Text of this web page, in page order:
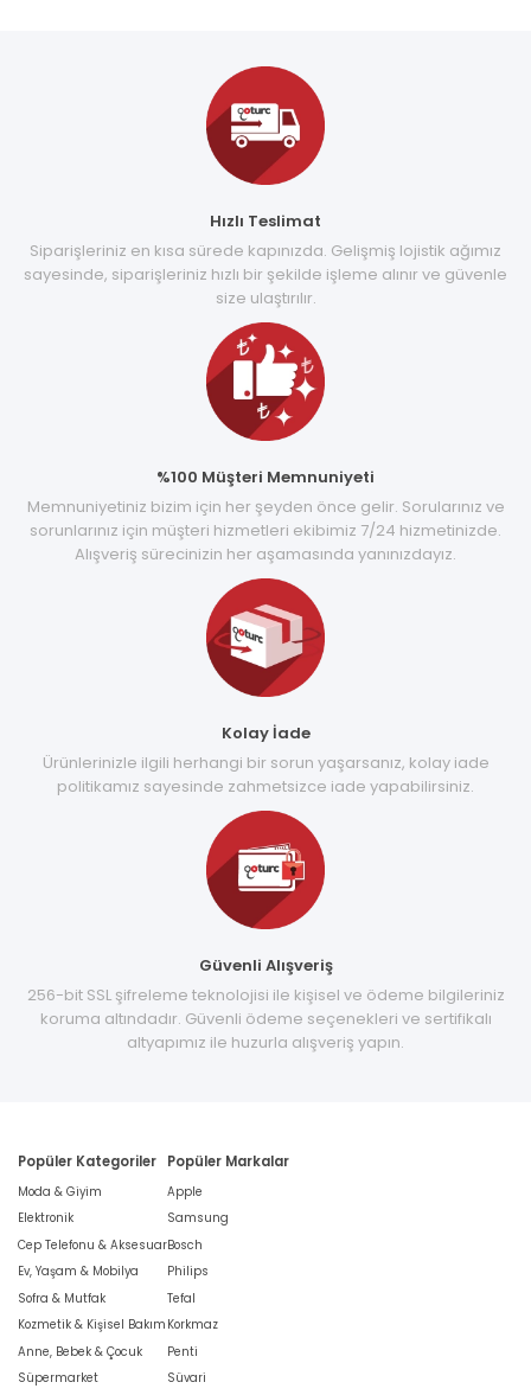
Hızlı Teslimat
Siparişleriniz en kısa sürede kapınızda. Gelişmiş lojistik ağımız
sayesinde, siparişleriniz hızlı bir şekilde işleme alınır ve güvenle
size ulaştırılır.
%100 Müşteri Memnuniyeti
Memnuniyetiniz bizim için her şeyden önce gelir. Sorularınız ve
sorunlarınız için müşteri hizmetleri ekibimiz 7/24 hizmetinizde.
Alışveriş sürecinizin her aşamasında yanınızdayız.
Kolay İade
Ürünlerinizle ilgili herhangi bir sorun yaşarsanız, kolay iade
politikamız sayesinde zahmetsizce iade yapabilirsiniz.
Güvenli Alışveriş
256-bit SSL şifreleme teknolojisi ile kişisel ve ödeme bilgileriniz
koruma altındadır. Güvenli ödeme seçenekleri ve sertifikalı
altyapımız ile huzurla alışveriş yapın.
Popüler Kategoriler
Moda & Giyim
Elektronik
Cep Telefonu & Aksesuar
Ev, Yaşam & Mobilya
Sofra & Mutfak
Kozmetik & Kişisel Bakım
Anne, Bebek & Çocuk
Süpermarket
Popüler Markalar
Apple
Samsung
Bosch
Philips
Tefal
Korkmaz
Penti
Süvari